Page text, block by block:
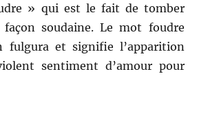
» qui est le fait de tomber
façon soudaine. Le mot foudre
fulgura et signifie l’apparition
sentiment d’amour pour